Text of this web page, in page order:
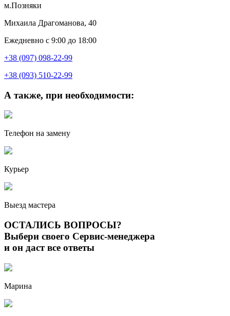
м.Позняки
Михаила Драгоманова, 40
Ежедневно с 9:00 до 18:00
+38 (097) 098-22-99
+38 (093) 510-22-99
А также, при необходимости:
Телефон на замену
Курьер
Выезд мастера
ОСТАЛИСЬ ВОПРОСЫ?
Выбери своего Сервис-менеджера
и он даст все ответы
Марина